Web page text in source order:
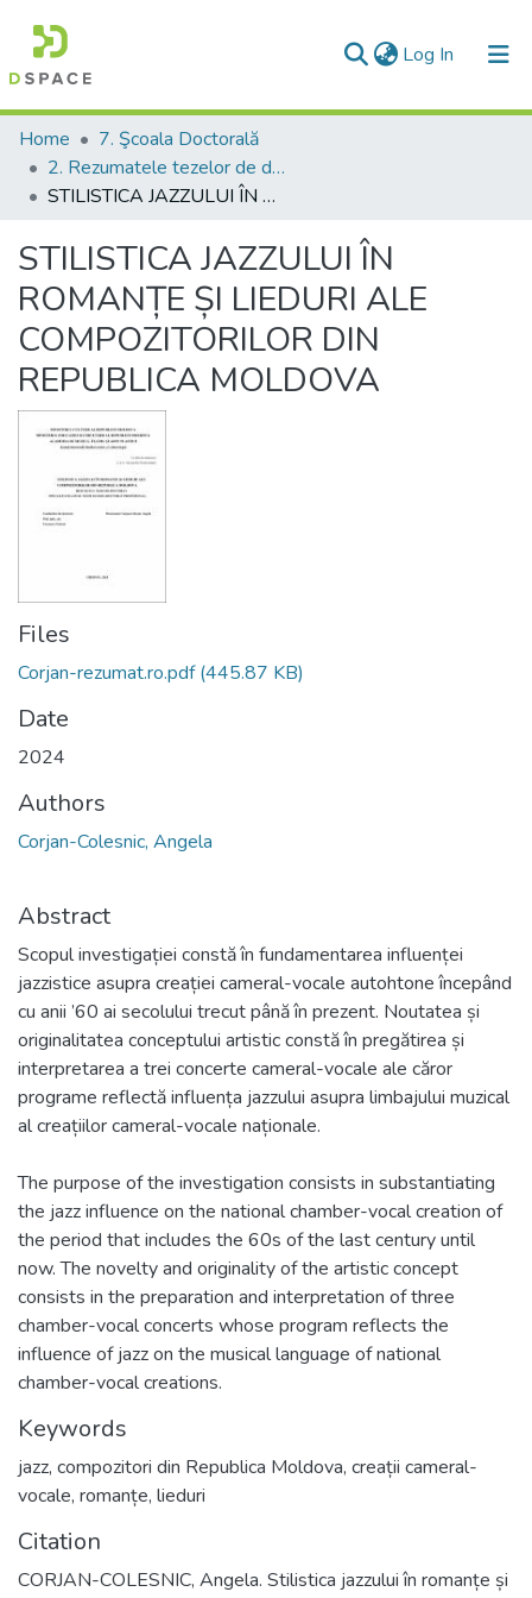
Log In (current)
Communities & Collections
All of DSpace
Home
7. Şcoala Doctorală
2. Rezumatele tezelor de doctor
STILISTICA JAZZULUI ÎN ROMANȚE ȘI LIEDURI ALE COMPOZITORILOR DIN REPUBLICA MOLDOVA
STILISTICA JAZZULUI ÎN
ROMANȚE ȘI LIEDURI ALE
COMPOZITORILOR DIN
REPUBLICA MOLDOVA
Files
Corjan-rezumat.ro.pdf(445.87 KB)
Date
2024
Authors
Corjan-Colesnic, Angela
Abstract
Scopul investigației constă în fundamentarea influenței
jazzistice asupra creației cameral-vocale autohtone începând
cu anii ’60 ai secolului trecut până în prezent. Noutatea și
originalitatea conceptului artistic constă în pregătirea și
interpretarea a trei concerte cameral-vocale ale căror
programe reflectă influența jazzului asupra limbajului muzical
al creațiilor cameral-vocale naționale.
The purpose of the investigation consists in substantiating
the jazz influence on the national chamber-vocal creation of
the period that includes the 60s of the last century until
now. The novelty and originality of the artistic concept
consists in the preparation and interpretation of three
chamber-vocal concerts whose program reflects the
influence of jazz on the musical language of national
chamber-vocal creations.
Keywords
jazz, compozitori din Republica Moldova, creații cameral-
vocale, romanțe, lieduri
Citation
CORJAN-COLESNIC, Angela. Stilistica jazzului în romanțe și